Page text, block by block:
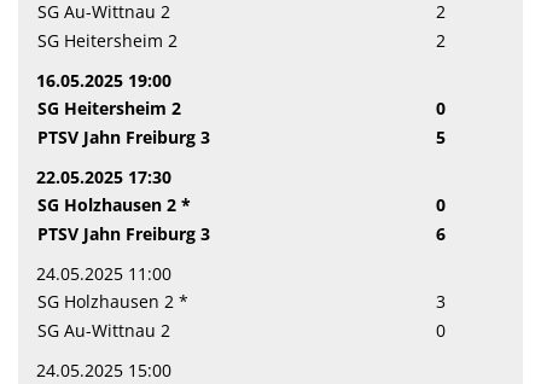
SG Au-Wittnau 2
2
SG Heitersheim 2
2
16.05.2025 19:00
SG Heitersheim 2
0
PTSV Jahn Freiburg 3
5
22.05.2025 17:30
SG Holzhausen 2 *
0
PTSV Jahn Freiburg 3
6
24.05.2025 11:00
SG Holzhausen 2 *
3
SG Au-Wittnau 2
0
24.05.2025 15:00